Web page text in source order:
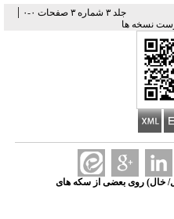
جلد ۳ شماره ۳ صفحات ۰-۰ |
نسخه ها
خال) روی بعضی از سکه های